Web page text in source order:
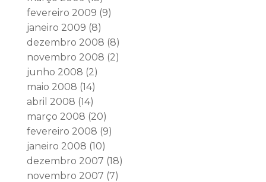
fevereiro 2009 (9)
janeiro 2009 (8)
dezembro 2008 (8)
novembro 2008 (2)
junho 2008 (2)
maio 2008 (14)
abril 2008 (14)
março 2008 (20)
fevereiro 2008 (9)
janeiro 2008 (10)
dezembro 2007 (18)
novembro 2007 (7)